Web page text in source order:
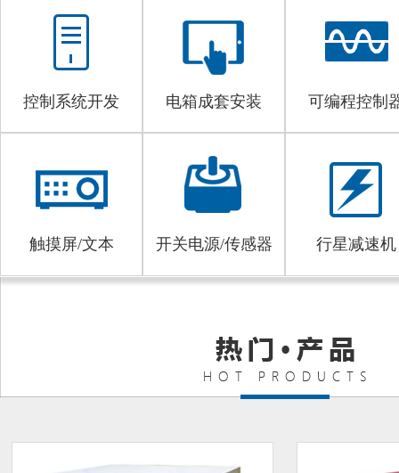
控制系统开发 电箱成套安装 可编程控制
触摸屏/文本 开关电源/传感器 行星减速机